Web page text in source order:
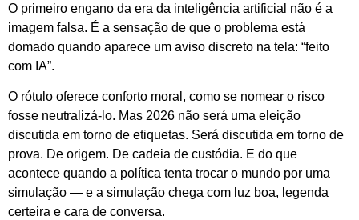
O primeiro engano da era da inteligência artificial não é a
imagem falsa. É a sensação de que o problema está
domado quando aparece um aviso discreto na tela: “feito
com IA”.
O rótulo oferece conforto moral, como se nomear o risco
fosse neutralizá-lo. Mas 2026 não será uma eleição
discutida em torno de etiquetas. Será discutida em torno de
prova. De origem. De cadeia de custódia. E do que
acontece quando a política tenta trocar o mundo por uma
simulação — e a simulação chega com luz boa, legenda
certeira e cara de conversa.